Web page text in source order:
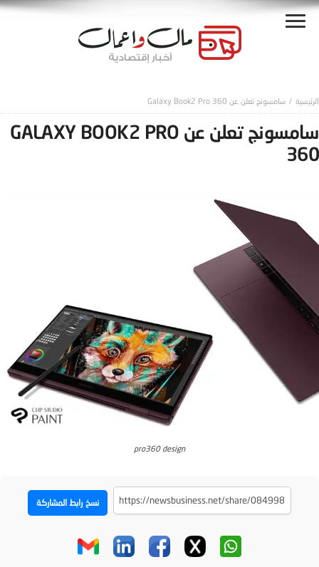
سامسونج تعلن عن Galaxy Book2 Pro 360
سامسونج تعلن عن GALAXY BOOK2 PRO
360
pro360 design
نسخ رابط المشاركة